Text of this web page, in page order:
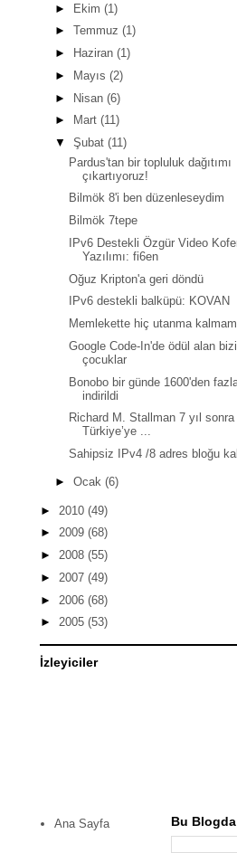
► Ekim (1)
► Temmuz (1)
►
Haziran (1)
►
Mayıs (2)
► Nisan (6)
►
Mart (11)
▼ Şubat (11)
Pardus'tan bir topluluk dağıtımı
çıkartıyoruz!
Bilmök 8'i ben düzenleseydim
Bilmök 7tepe
IPv6 Destekli Özgür Video
Yazılımı: fi6en
Oğuz Kripton'a geri döndü
IPv6 destekli balküpü: KOVAN
Memlekette hiç utanma
Google Code-In'de ödül alan
çocuklar
Bonobo bir günde 1600'den
indirildi
Richard M. Stallman 7 yıl
Türkiye’ye ...
Sahipsiz IPv4 /8 adres bloğu
► Ocak (6)
► 2010 (49)
► 2009 (68)
► 2008 (55)
► 2007 (49)
► 2006 (68)
► 2005 (53)
İzleyiciler
Ana Sayfa Bu